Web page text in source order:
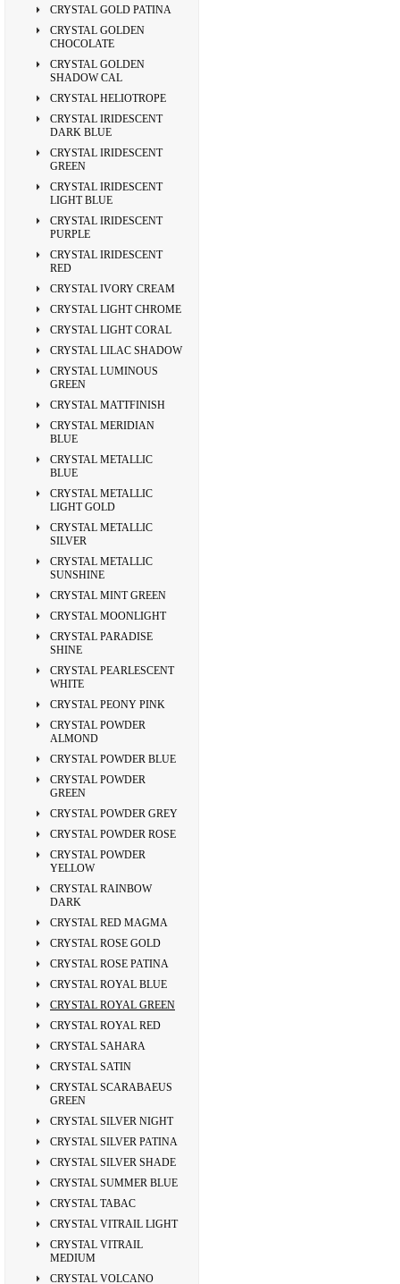
CRYSTAL GOLD PATINA
CRYSTAL GOLDEN
CHOCOLATE
CRYSTAL GOLDEN
SHADOW CAL
CRYSTAL HELIOTROPE
CRYSTAL IRIDESCENT
DARK BLUE
CRYSTAL IRIDESCENT
GREEN
CRYSTAL IRIDESCENT
LIGHT BLUE
CRYSTAL IRIDESCENT
PURPLE
CRYSTAL IRIDESCENT
RED
CRYSTAL IVORY CREAM
CRYSTAL LIGHT CHROME
CRYSTAL LIGHT CORAL
CRYSTAL LILAC SHADOW
CRYSTAL LUMINOUS
GREEN
CRYSTAL MATTFINISH
CRYSTAL MERIDIAN
BLUE
CRYSTAL METALLIC
BLUE
CRYSTAL METALLIC
LIGHT GOLD
CRYSTAL METALLIC
SILVER
CRYSTAL METALLIC
SUNSHINE
CRYSTAL MINT GREEN
CRYSTAL MOONLIGHT
CRYSTAL PARADISE
SHINE
CRYSTAL PEARLESCENT
WHITE
CRYSTAL PEONY PINK
CRYSTAL POWDER
ALMOND
CRYSTAL POWDER BLUE
CRYSTAL POWDER
GREEN
CRYSTAL POWDER GREY
CRYSTAL POWDER ROSE
CRYSTAL POWDER
YELLOW
CRYSTAL RAINBOW
DARK
CRYSTAL RED MAGMA
CRYSTAL ROSE GOLD
CRYSTAL ROSE PATINA
CRYSTAL ROYAL BLUE
CRYSTAL ROYAL GREEN
CRYSTAL ROYAL RED
CRYSTAL SAHARA
CRYSTAL SATIN
CRYSTAL SCARABAEUS
GREEN
CRYSTAL SILVER NIGHT
CRYSTAL SILVER PATINA
CRYSTAL SILVER SHADE
CRYSTAL SUMMER BLUE
CRYSTAL TABAC
CRYSTAL VITRAIL LIGHT
CRYSTAL VITRAIL
MEDIUM
CRYSTAL VOLCANO